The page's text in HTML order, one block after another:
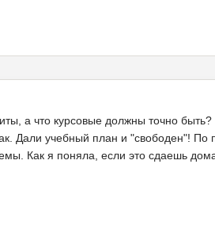
а что курсовые должны точно
Дали учебный план и "свободен"!
Как я поняла, если это сдаешь